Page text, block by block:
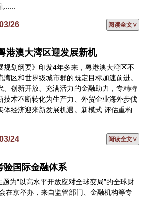
26 阅读全文∨
港澳大湾区迎发展新机
规划纲要》印发4年多来，粤港澳大湾区不
区和世界级城市群的既定目标加速前进。
、创新开放、充满活力的金融助力，专精特
技术不断转化为生产力、外贸企业海外步伐
体经济迎来新发展机遇。新模式 评估重构
24 阅读全文∨
验国际金融体系
为“以高水平开放应对全球变局”的全球财
在京举办，来自监管部门、金融机构等专